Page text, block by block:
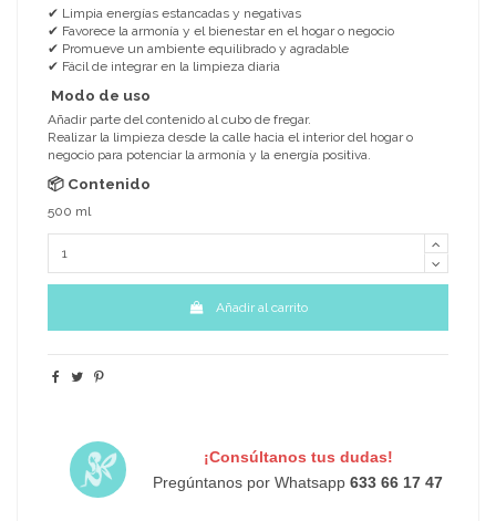
✔ Limpia energías estancadas y negativas
✔ Favorece la armonía y el bienestar en el hogar o negocio
✔ Promueve un ambiente equilibrado y agradable
✔ Fácil de integrar en la limpieza diaria
Modo de uso
Añadir parte del contenido al cubo de fregar.
Realizar la limpieza desde la calle hacia el interior del hogar o
negocio para potenciar la armonía y la energía positiva.
📦 Contenido
500 ml
Añadir al carrito
¡Consúltanos tus dudas!
Pregúntanos por Whatsapp633 66 17 47